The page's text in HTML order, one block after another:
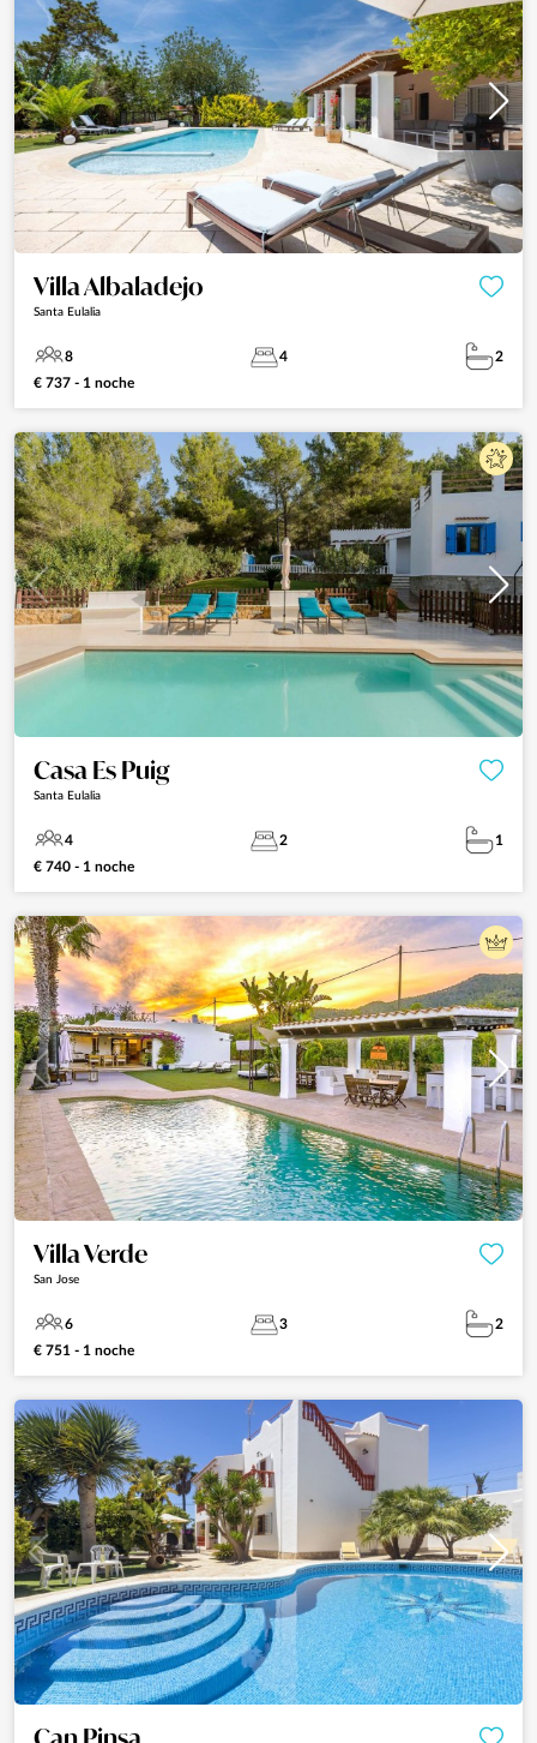
Villa Albaladejo
Santa Eulalia
8 4
2
€ 737 - 1 noche
Casa Es Puig
Santa Eulalia
4 2
1
€ 740 - 1 noche
Villa Verde
San Jose
6 3
2
€ 751 - 1 noche